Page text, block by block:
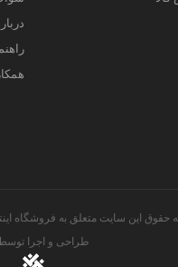
حقوق این سایت متعلق به فروشگاه
طراحی و اجرا